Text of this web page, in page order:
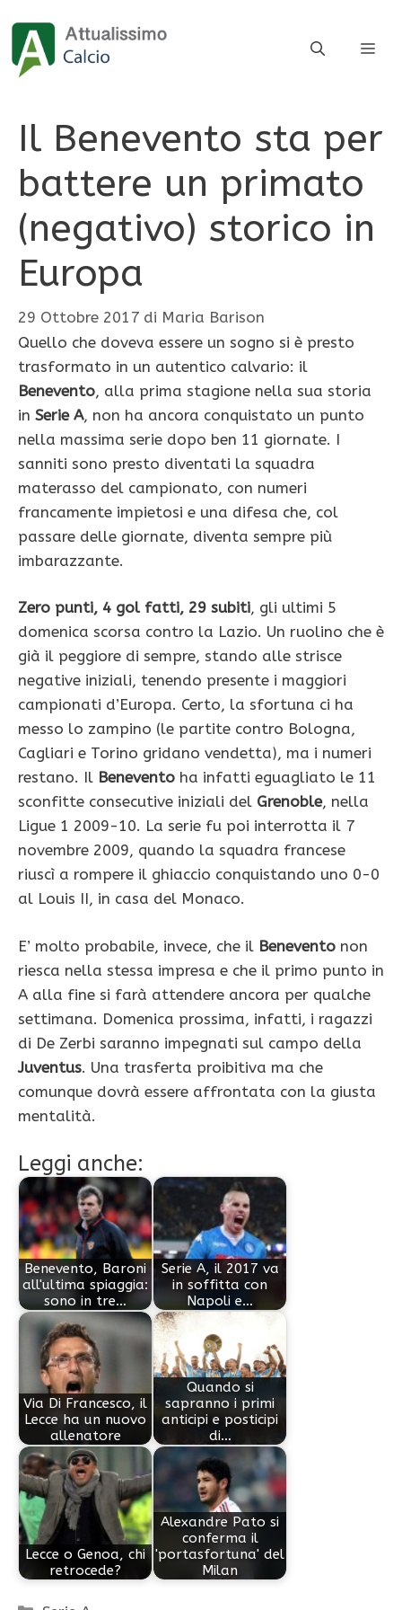
contenuto
Il Benevento sta per
battere un primato
(negativo) storico in
Europa
29 Ottobre 2017 di Maria Barison
Quello che doveva essere un sogno si è presto
trasformato in un autentico calvario: il
Benevento, alla prima stagione nella sua storia
in Serie A, non ha ancora conquistato un punto
nella massima serie dopo ben 11 giornate. I
sanniti sono presto diventati la squadra
materasso del campionato, con numeri
francamente impietosi e una difesa che, col
passare delle giornate, diventa sempre più
imbarazzante.
Zero punti, 4 gol fatti, 29 subiti, gli ultimi 5
domenica scorsa contro la Lazio. Un ruolino che è
già il peggiore di sempre, stando alle strisce
negative iniziali, tenendo presente i maggiori
campionati d’Europa. Certo, la sfortuna ci ha
messo lo zampino (le partite contro Bologna,
Cagliari e Torino gridano vendetta), ma i numeri
restano. Il Benevento ha infatti eguagliato le 11
sconfitte consecutive iniziali del Grenoble, nella
Ligue 1 2009-10. La serie fu poi interrotta il 7
novembre 2009, quando la squadra francese
riuscì a rompere il ghiaccio conquistando uno 0-0
al Louis II, in casa del Monaco.
E’ molto probabile, invece, che il Benevento non
riesca nella stessa impresa e che il primo punto in
A alla fine si farà attendere ancora per qualche
settimana. Domenica prossima, infatti, i ragazzi
di De Zerbi saranno impegnati sul campo della
Juventus. Una trasferta proibitiva ma che
comunque dovrà essere affrontata con la giusta
mentalità.
Leggi anche:
Benevento, Baroni
all'ultima spiaggia:
sono in tre…
Serie A, il 2017 va
in soffitta con
Napoli e…
Via Di Francesco, il
Lecce ha un nuovo
allenatore
Quando si
sapranno i primi
anticipi e posticipi
di…
Lecce o Genoa, chi
retrocede?
Alexandre Pato si
conferma il
'portasfortuna' del
Milan